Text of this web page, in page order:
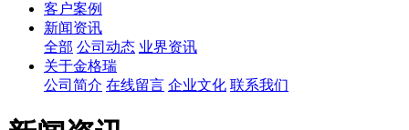
客户案例
新闻资讯
全部 公司动态 业界资讯
关于金格瑞
公司简介 在线留言 企业文化 联系我们